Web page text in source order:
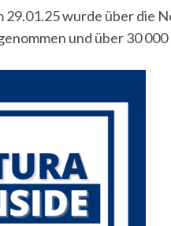
29.01.25 wurde über die
und über 30